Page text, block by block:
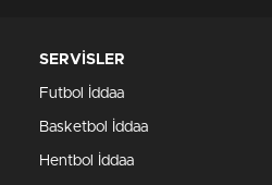
SERVİSLER
Futbol İddaa
Basketbol İddaa
Hentbol İddaa